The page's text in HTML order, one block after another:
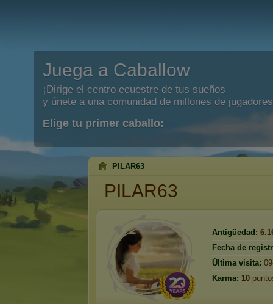
Juega a Caballow
¡Dirige el centro ecuestre de tus sueños
y únete a una comunidad de millones de
Elige tu primer caballo:
PILAR63
PILAR63
Antigüedad:
Fecha de
Última visita:
Karma: 10